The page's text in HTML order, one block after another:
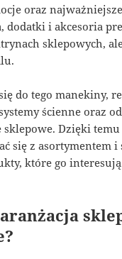
oraz
dodatki i akcesoria
sklepowych,
do tego manekiny,
ścienne oraz
sklepowe. Dzięki
się z asortymentem i
które go